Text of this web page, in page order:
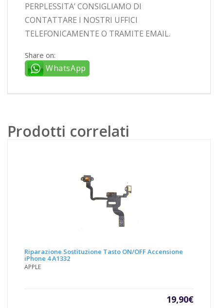
PERPLESSITA’ CONSIGLIAMO DI
CONTATTARE I NOSTRI UFFICI
TELEFONICAMENTE O TRAMITE EMAIL.
Share on:
WhatsApp
Prodotti correlati
Riparazione Sostituzione Tasto ON/OFF Accensione
iPhone 4 A1332
APPLE
19,90€